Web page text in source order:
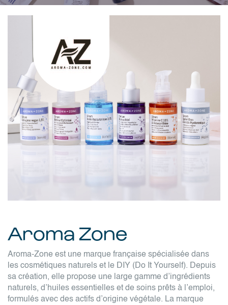
Aroma Zone
Aroma-Zone est une marque française spécialisée dans
les cosmétiques naturels et le DIY (Do It Yourself). Depuis
sa création, elle propose une large gamme d’ingrédients
naturels, d’huiles essentielles et de soins prêts à l’emploi,
formulés avec des actifs d’origine végétale. La marque